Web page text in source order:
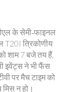
के सेमी‑फाइनल
T20I त्रिकोणीय
शाम 7 बजे तय हैं,
इवेंट्स ने भी फैंस
पर मैच टाइम को
न हो।